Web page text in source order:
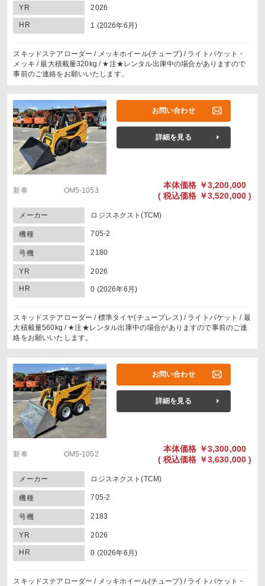
YR 2026
HR 1 (2026年6月)
スキッドステアローダー / メッキホイール(チューブ) / ライトバケット・
メッキ / 最大積載量320kg / ★注★レンタル出庫中の場合がありますので
事前のご連絡をお願いいたします。
お問い合わせ
詳細を見る
新車 OM5-1053
本体価格 ￥3,200,000
( 税込価格 ￥3,520,000 )
メーカー ロジスネクスト(TCM)
機種 705-2
号機 2180
YR 2026
HR 0 (2026年6月)
スキッドステアローダー / 標準タイヤ(チューブレス) / ライトバケット / 最
大積載量560kg / ★注★レンタル出庫中の場合がありますので事前のご連
絡をお願いいたします。
お問い合わせ
詳細を見る
新車 OM5-1052
本体価格 ￥3,300,000
( 税込価格 ￥3,630,000 )
メーカー ロジスネクスト(TCM)
機種 705-2
号機 2183
YR 2026
HR 0 (2026年6月)
スキッドステアローダー / メッキホイール(チューブ) / ライトバケット・